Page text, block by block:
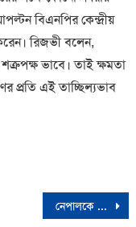
বিএনপির কেন্দ্রীয়
রিজভী বলেন,
ভাবে। তাই ক্ষমতা
প্রতি এই তাচ্ছিল্যভাব
নেপালকে হারিয়ে সাফে শুভসূচনা বাংলাদেশের